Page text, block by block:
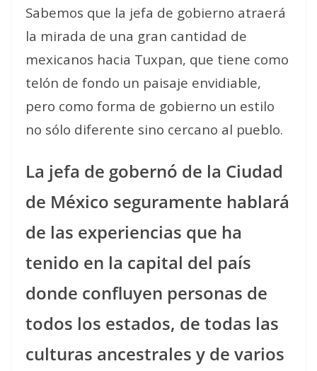
Sabemos que la jefa de gobierno atraerá
la mirada de una gran cantidad de
mexicanos hacia Tuxpan, que tiene como
telón de fondo un paisaje envidiable,
pero como forma de gobierno un estilo
no sólo diferente sino cercano al pueblo.
La jefa de gobernó de la Ciudad
de México seguramente hablará
de las experiencias que ha
tenido en la capital del país
donde confluyen personas de
todos los estados, de todas las
culturas ancestrales y de varios